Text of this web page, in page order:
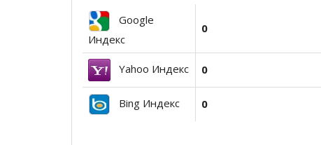
Google
Индекс
0
Yahoo Индекс 0
Bing Индекс 0